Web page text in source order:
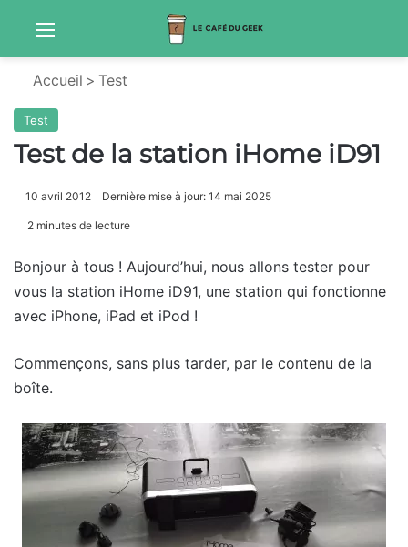
Accueil > Test
Test
Test de la station iHome iD91
10 avril 2012 Dernière mise à jour: 14 mai 2025
2 minutes de lecture
Bonjour à tous ! Aujourd’hui, nous allons tester pour
vous la station iHome iD91, une station qui fonctionne
avec iPhone, iPad et iPod !
Commençons, sans plus tarder, par le contenu de la
boîte.